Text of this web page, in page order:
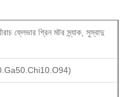
ফ্লেভার গ্রিন মটর স্ন্যাক, সুস্বাদু